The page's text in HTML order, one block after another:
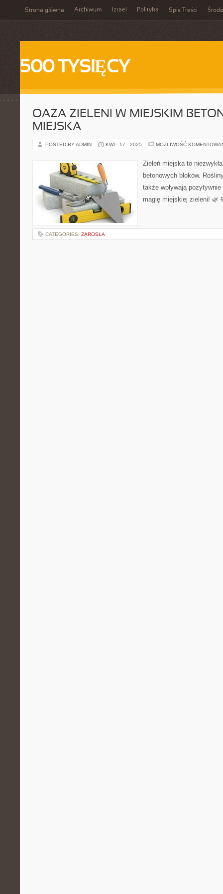
Strona główna Archiwum Izrael Polityka Spis Treści Środa
500 TYSIĘCY
OAZA ZIELENI W MIEJSKIM
MIEJSKA
POSTED BY ADMIN KWI - 17 - 2025 MOŻLIWOŚĆ
Zieleń miejska to
betonowych bloków.
także wpływają
magię miejskiej zieleni! 🌿
CATEGORIES: ZAROSLA